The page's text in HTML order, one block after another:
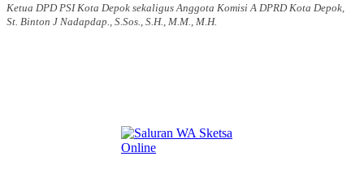
Ketua DPD PSI Kota Depok sekaligus Anggota Komisi A DPRD Kota Depok,
St. Binton J Nadapdap., S.Sos., S.H., M.M., M.H.